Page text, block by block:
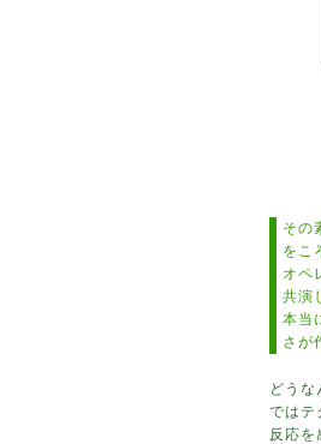
その
をこ
オペ
共演
本当
さが
どう
ではテ
反応を